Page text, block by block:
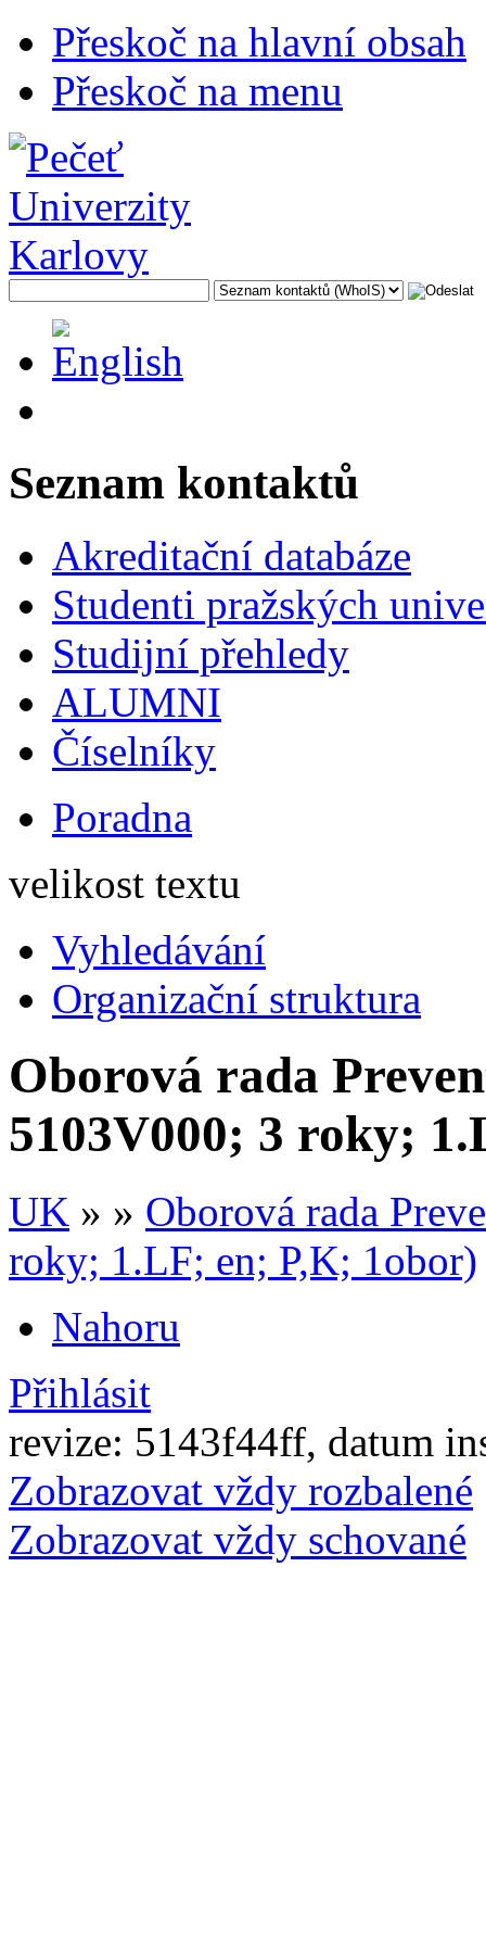
Přeskoč na hlavní obsah
Přeskoč na menu
Seznam kontaktů
Akreditační databáze
Studenti pražských
Studijní přehledy
ALUMNI
Číselníky
Poradna
velikost textu
Vyhledávání
Organizační struktura
Oborová rada
5103V000; 3 roky;
UK » » Oborová rada
roky; 1.LF; en; P,K; 1obor)
Nahoru
Přihlásit
revize: 5143f44ff, datum
Zobrazovat vždy rozbalené
Zobrazovat vždy schované